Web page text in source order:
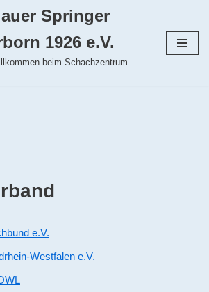
Springer
1926 e.V.
beim Schachzentrum
e.V.
Westfalen e.V.